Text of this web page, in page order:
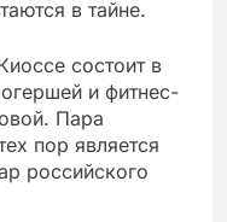
в тайне.
состоит в
и фитнес-
Пара
пор является
российского